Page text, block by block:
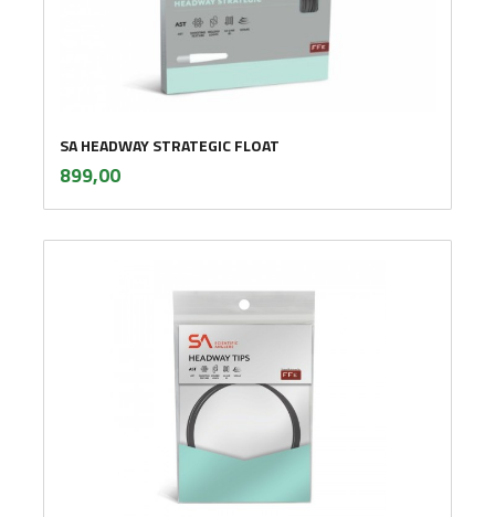
SA HEADWAY STRATEGIC FLOAT
Pris
899,00mva.